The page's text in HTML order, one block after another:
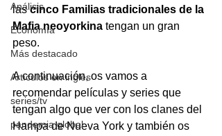
Análisis
Economía
Más destacado
Artículos en inglés
series/tv
pandemia global
las cinco Familias tradicionales de la
Mafia neoyorkina tengan un gran
peso.
A continuación, os vamos a
recomendar películas y series que
tengan algo que ver con los clanes del
Hampa de Nueva York y también os